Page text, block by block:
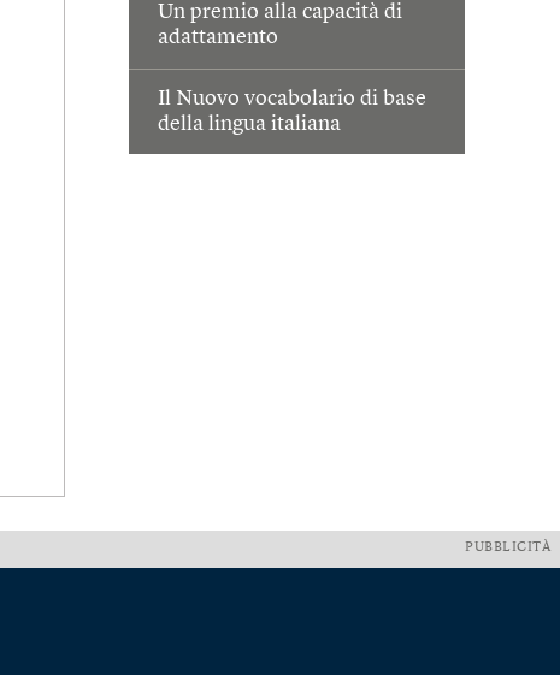
Un premio alla capacità di
adattamento
Il Nuovo vocabolario di base
della lingua italiana
PUBBLICITÀ